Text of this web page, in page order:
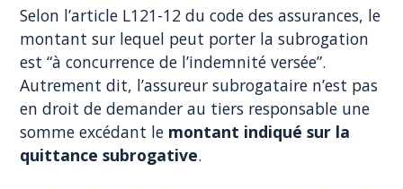
Selon l’article L121-12 du code des assurances, le
montant sur lequel peut porter la subrogation
est “à concurrence de l’indemnité versée”.
Autrement dit, l’assureur subrogataire n’est pas
en droit de demander au tiers responsable une
somme excédant le montant indiqué sur la
quittance subrogative.